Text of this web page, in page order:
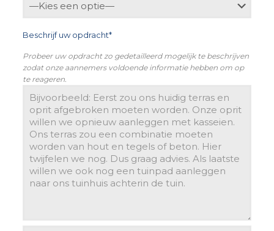
Beschrijf uw opdracht*
Probeer uw opdracht zo gedetailleerd mogelijk te beschrijven
zodat onze aannemers voldoende informatie hebben om op
te reageren.